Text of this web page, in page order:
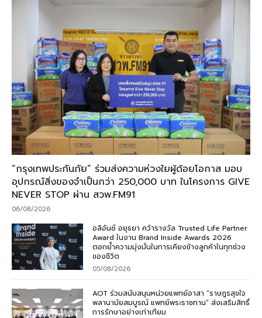
“กรุงเทพประกันภัย” ร่วมส่งความห่วงใยผู้ด้อยโอกาส มอบ
อุปกรณ์สิ่งของจำเป็นกว่า 250,000 บาท ในโครงการ GIVE
NEVER STOP ผ่าน สวพ.FM91
06/08/2026
อลิอันซ์ อยุธยา คว้ารางวัล Trusted Life Partner
Award ในงาน Brand Inside Awards 2026
ตอกย้ำความมุ่งมั่นในการเคียงข้างลูกค้าในทุกช่วง
ของชีวิต
05/08/2026
AOT ร่วมสนับสนุนหน่วยแพทย์อาสา “ราษฎรสุขใจ
พลานามัยสมบูรณ์ แพทย์พระราชทาน” ส่งเสริมสิทธิ์
การรักษาอย่างเท่าเทียม